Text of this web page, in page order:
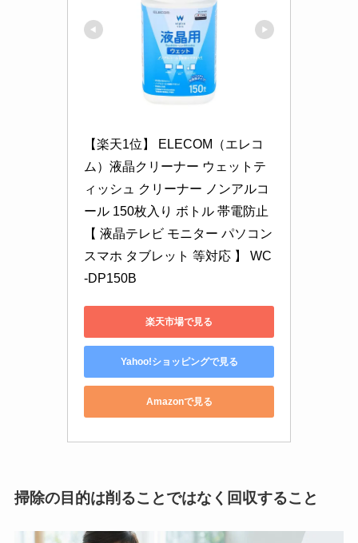
【楽天1位】 ELECOM（エレコ
ム）液晶クリーナー ウェットテ
ィッシュ クリーナー ノンアルコ
ール 150枚入り ボトル 帯電防止
【 液晶テレビ モニター パソコン
スマホ タブレット 等対応 】 WC
-DP150B
楽天市場で見る
Yahoo!ショッピングで見る
Amazonで見る
掃除の目的は削ることではなく回収すること